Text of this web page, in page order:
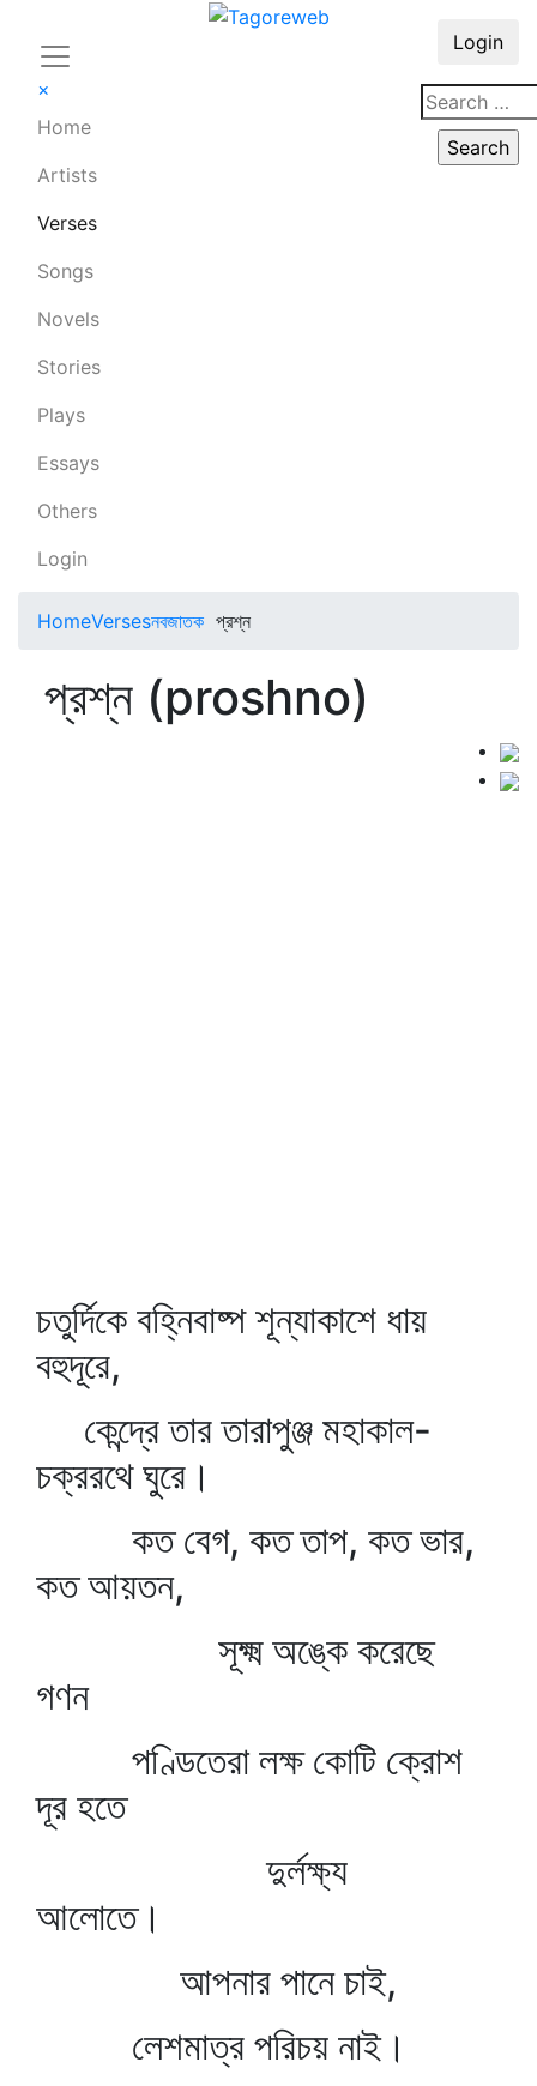
×
Home
Artists
Verses
Songs
Novels
Stories
Plays
Essays
Others
Login
Login
HomeVersesনবজাতক প্রশ্ন
প্রশ্ন (proshno)
চতুর্দিকে বহ্নিবাষ্প শূন্যাকাশে ধায়
বহুদূরে,
কেন্দ্রে তার তারাপুঞ্জ মহাকাল-
চক্ররথে ঘুরে।
কত বেগ, কত তাপ, কত ভার,
কত আয়তন,
সূক্ষ্ম অঙ্কে করেছে
গণন
পণ্ডিতেরা লক্ষ কোটি ক্রোশ
দূর হতে
দুর্লক্ষ্য
আলোতে।
আপনার পানে চাই,
লেশমাত্র পরিচয় নাই।